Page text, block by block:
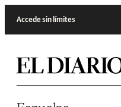
Accede sin límites